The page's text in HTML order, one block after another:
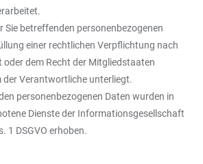
Sie betreffenden personenbezogenen
einer rechtlichen Verpflichtung nach
oder dem Recht der Mitgliedstaaten
der Verantwortliche unterliegt.
personenbezogenen Daten wurden in
Dienste der Informationsgesellschaft
1 DSGVO erhoben.